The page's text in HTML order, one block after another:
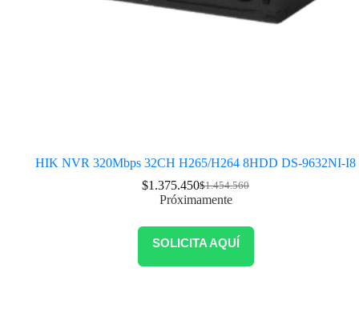
HIK NVR 320Mbps 32CH H265/H264 8HDD DS-9632NI-I8
$1.454.560
$1.375.450
Próximamente
SOLICITA AQUÍ